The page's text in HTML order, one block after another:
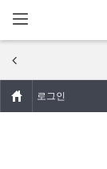
주요콘텐츠로
로그인